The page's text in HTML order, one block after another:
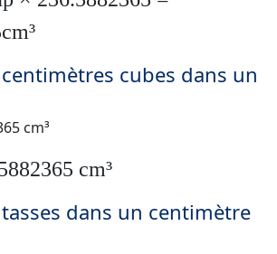
cubes dans un
cm³
cm³
dans un centimètre